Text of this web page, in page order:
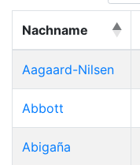
Nachname
Aagaard-Nilsen
Abbott
Abigaña